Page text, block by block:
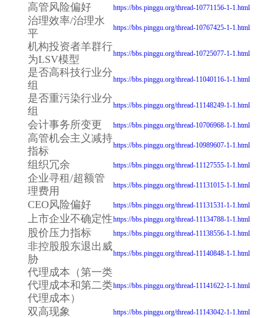
高管风险偏好 https://bbs.pinggu.org/thread-10771156-1-1.html
治理效率/治理水
平
https://bbs.pinggu.org/thread-10767425-1-1.html
机构投资者羊群行
为LSV模型
https://bbs.pinggu.org/thread-10725077-1-1.html
是否高科技行业分
组
https://bbs.pinggu.org/thread-11040116-1-1.html
是否重污染行业分
组
https://bbs.pinggu.org/thread-11148249-1-1.html
会计事务所变更 https://bbs.pinggu.org/thread-10706968-1-1.html
高管机会主义减持
指标
https://bbs.pinggu.org/thread-10989607-1-1.html
组织冗余 https://bbs.pinggu.org/thread-11127555-1-1.html
企业寻租/超额管
理费用
https://bbs.pinggu.org/thread-11131015-1-1.html
CEO风险偏好 https://bbs.pinggu.org/thread-11131531-1-1.html
上市企业不确定性https://bbs.pinggu.org/thread-11134788-1-1.html
股价压力指标 https://bbs.pinggu.org/thread-11138556-1-1.html
非控股股东退出威
胁
https://bbs.pinggu.org/thread-11140848-1-1.html
代理成本（第一类
代理成本和第二类
代理成本）
https://bbs.pinggu.org/thread-11141622-1-1.html
双高现象 https://bbs.pinggu.org/thread-11143042-1-1.html